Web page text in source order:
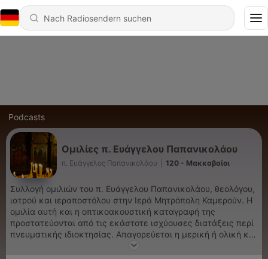
Podcasts
Ομιλίες π. Ευάγγελου Παπανικολάου
π. Ευάγγελος Παπανικολάου 120 - Μακκαβαίοι
Συλλογή ομιλιών του π. Ευάγγελου Παπανικολάου, θεολόγου,
ιατρού και ιεραποστόλου στην Ιερά Μητρόπολη Καμερούν. Η
ομιλία αυτή και η οπτικοακουστική καταγραφή της
προστατεύονται από τις εκάστοτε ισχύουσες διατάξεις περί
πνευματικής ιδιοκτησίας. Απαγορεύεται η μερική ή ολική και
με οποιοδήποτε τρόπο επεξεργασία ή αναπαραγωγή της,